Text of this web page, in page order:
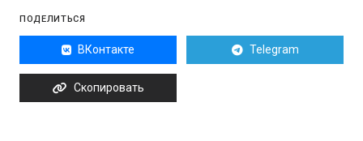
ПОДЕЛИТЬСЯ
ВКонтакте Telegram
Скопировать